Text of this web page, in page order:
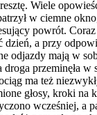
Wiele
w ciemne
powrót.
a przy
odjazdy mają w
przeminęła w
ma też
głosy, kroki na
wcześniej, a